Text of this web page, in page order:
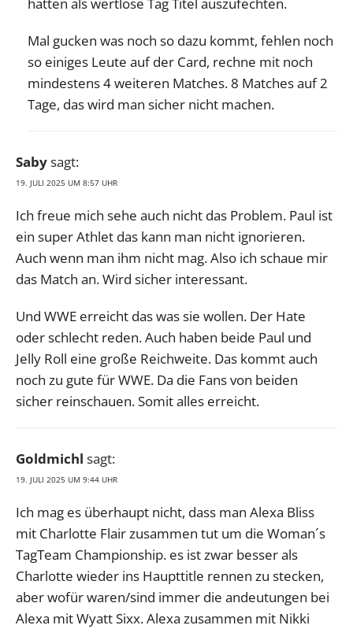
Mal gucken was noch so dazu kommt, fehlen noch
so einiges Leute auf der Card, rechne mit noch
mindestens 4 weiteren Matches. 8 Matches auf 2
Tage, das wird man sicher nicht machen.
Sabysagt:
19. JULI 2025 UM 8:57 UHR
Ich freue mich sehe auch nicht das Problem. Paul ist
ein super Athlet das kann man nicht ignorieren.
Auch wenn man ihm nicht mag. Also ich schaue mir
das Match an. Wird sicher interessant.
Und WWE erreicht das was sie wollen. Der Hate
oder schlecht reden. Auch haben beide Paul und
Jelly Roll eine große Reichweite. Das kommt auch
noch zu gute für WWE. Da die Fans von beiden
sicher reinschauen. Somit alles erreicht.
Goldmichl sagt:
19. JULI 2025 UM 9:44 UHR
Ich mag es überhaupt nicht, dass man Alexa Bliss
mit Charlotte Flair zusammen tut um die Woman´s
TagTeam Championship. es ist zwar besser als
Charlotte wieder ins Haupttitle rennen zu stecken,
aber wofür waren/sind immer die andeutungen bei
Alexa mit Wyatt Sixx. Alexa zusammen mit Nikki